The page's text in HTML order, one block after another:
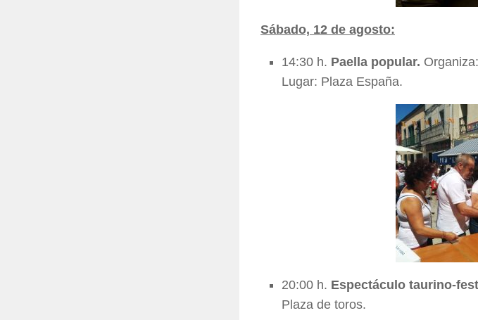
Sábado, 12 de agosto:
14:30 h. Paella popular.
Lugar: Plaza España.
20:00 h. Espectáculo taurino-
Plaza de toros.